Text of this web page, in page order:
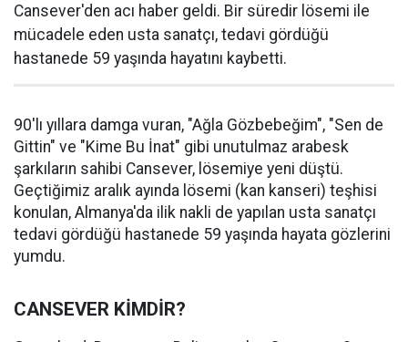
Cansever'den acı haber geldi. Bir süredir lösemi ile
mücadele eden usta sanatçı, tedavi gördüğü
hastanede 59 yaşında hayatını kaybetti.
90'lı yıllara damga vuran, "Ağla Gözbebeğim", "Sen de
Gittin" ve "Kime Bu İnat" gibi unutulmaz arabesk
şarkıların sahibi Cansever, lösemiye yeni düştü.
Geçtiğimiz aralık ayında lösemi (kan kanseri) teşhisi
konulan, Almanya'da ilik nakli de yapılan usta sanatçı
tedavi gördüğü hastanede 59 yaşında hayata gözlerini
yumdu.
CANSEVER KİMDİR?